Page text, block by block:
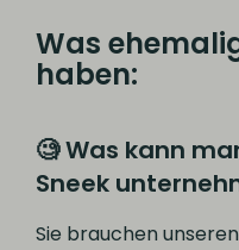
Was
haben:
🧐 Was kann
Sneek
Sie brauchen